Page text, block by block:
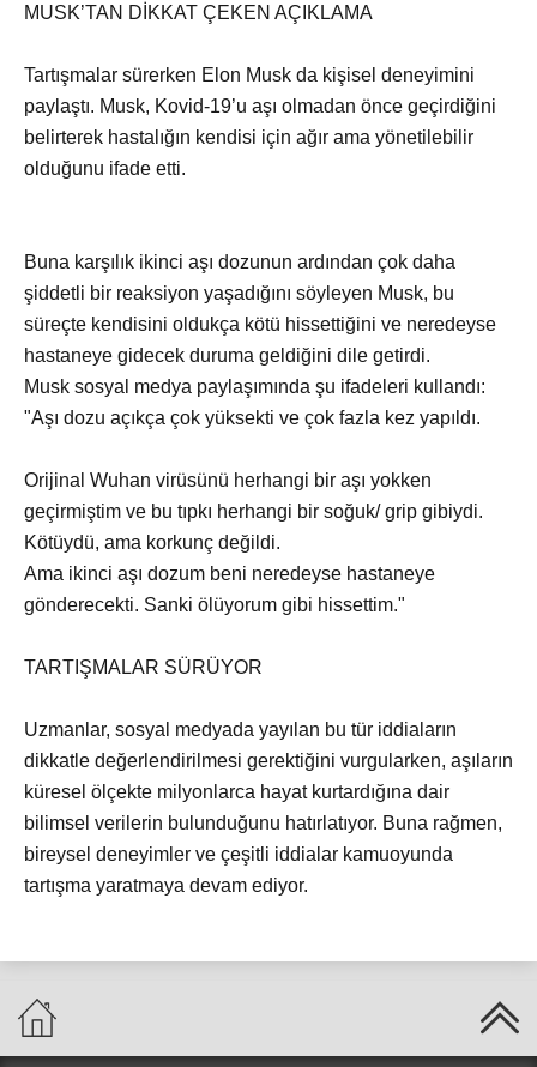
MUSK’TAN DİKKAT ÇEKEN AÇIKLAMA
Tartışmalar sürerken Elon Musk da kişisel deneyimini
paylaştı. Musk, Kovid-19’u aşı olmadan önce geçirdiğini
belirterek hastalığın kendisi için ağır ama yönetilebilir
olduğunu ifade etti.
Buna karşılık ikinci aşı dozunun ardından çok daha
şiddetli bir reaksiyon yaşadığını söyleyen Musk, bu
süreçte kendisini oldukça kötü hissettiğini ve neredeyse
hastaneye gidecek duruma geldiğini dile getirdi.
Musk sosyal medya paylaşımında şu ifadeleri kullandı:
"Aşı dozu açıkça çok yüksekti ve çok fazla kez yapıldı.
Orijinal Wuhan virüsünü herhangi bir aşı yokken
geçirmiştim ve bu tıpkı herhangi bir soğuk/ grip gibiydi.
Kötüydü, ama korkunç değildi.
Ama ikinci aşı dozum beni neredeyse hastaneye
gönderecekti. Sanki ölüyorum gibi hissettim."
TARTIŞMALAR SÜRÜYOR
Uzmanlar, sosyal medyada yayılan bu tür iddiaların
dikkatle değerlendirilmesi gerektiğini vurgularken, aşıların
küresel ölçekte milyonlarca hayat kurtardığına dair
bilimsel verilerin bulunduğunu hatırlatıyor. Buna rağmen,
bireysel deneyimler ve çeşitli iddialar kamuoyunda
tartışma yaratmaya devam ediyor.